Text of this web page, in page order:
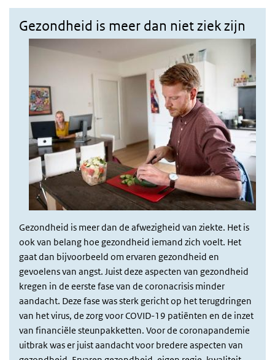
Gezondheid is meer dan niet ziek zijn
Gezondheid is meer dan de afwezigheid van ziekte. Het is
ook van belang hoe gezondheid iemand zich voelt. Het
gaat dan bijvoorbeeld om ervaren gezondheid en
gevoelens van angst. Juist deze aspecten van gezondheid
kregen in de eerste fase van de coronacrisis minder
aandacht. Deze fase was sterk gericht op het terugdringen
van het virus, de zorg voor COVID-19 patiënten en de inzet
van financiële steunpakketten. Voor de coronapandemie
uitbrak was er juist aandacht voor bredere aspecten van